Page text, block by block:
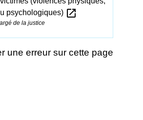
psychologiques) open_in_new
de la justice
une erreur sur cette page